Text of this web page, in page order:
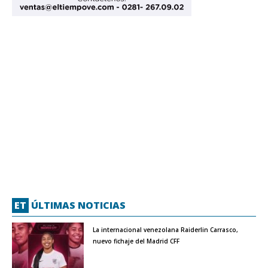
ET ÚLTIMAS NOTICIAS
La internacional venezolana Raiderlin Carrasco,
nuevo fichaje del Madrid CFF